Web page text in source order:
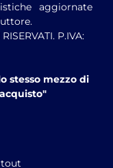
aggiornate
P.IVA:
stesso mezzo di